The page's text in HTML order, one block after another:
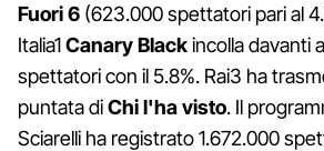
Fuori6 (623.000 spettatori pari al
Italia1Canary Blackincolla davanti
spettatori con il 5.8%. Rai3 ha
puntata diChi l'ha visto. Il
Sciarelli ha registrato 1.672.000